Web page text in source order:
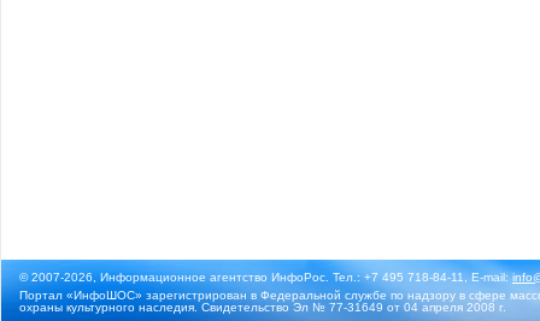
© 2007-2026, Информационное агентство ИнфоРос. Тел.: +7 495 718-84-11, E-mail:
Портал «ИнфоШОС» зарегистрирован в Федеральной службе по надзору в сфере
охраны культурного наследия. Свидетельство Эл № 77-31649 от 04 апреля 2008 г.